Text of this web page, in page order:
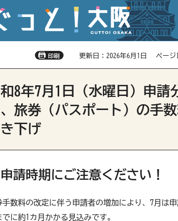
印刷 更新日：2026年6月1日 ページ
8年7月1日（水曜日）申請
旅券（パスポート）の手
下げ
申請時期にご注意ください！
手数料の改定に伴う申請者の増加により、7月は
でに約1カ月かかる見込みです。